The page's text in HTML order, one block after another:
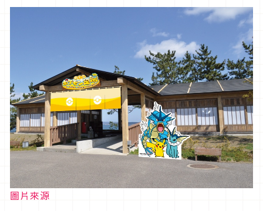
圖片來源